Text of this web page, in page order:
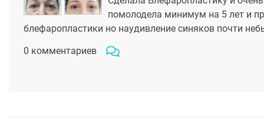
помолодела минимум на 5 лет и
блефаропластики но наудивление синяков почти
0 комментариев